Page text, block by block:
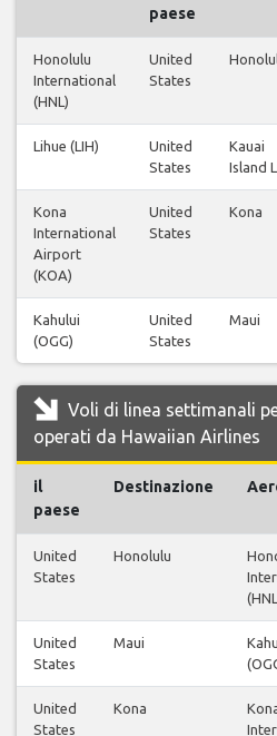
paese
Honolulu
International
(HNL)
United
States
Lihue (LIH)
United
States
Kauai
Island
Kona
International
Airport
(KOA)
United
States
Kona
Kahului
(OGG)
United
States
Maui
Voli di linea settimanali
operati da Hawaiian Airlines
il
paese
Destinazione
United
States
Honolulu
United
States
Maui
United
States
Kona